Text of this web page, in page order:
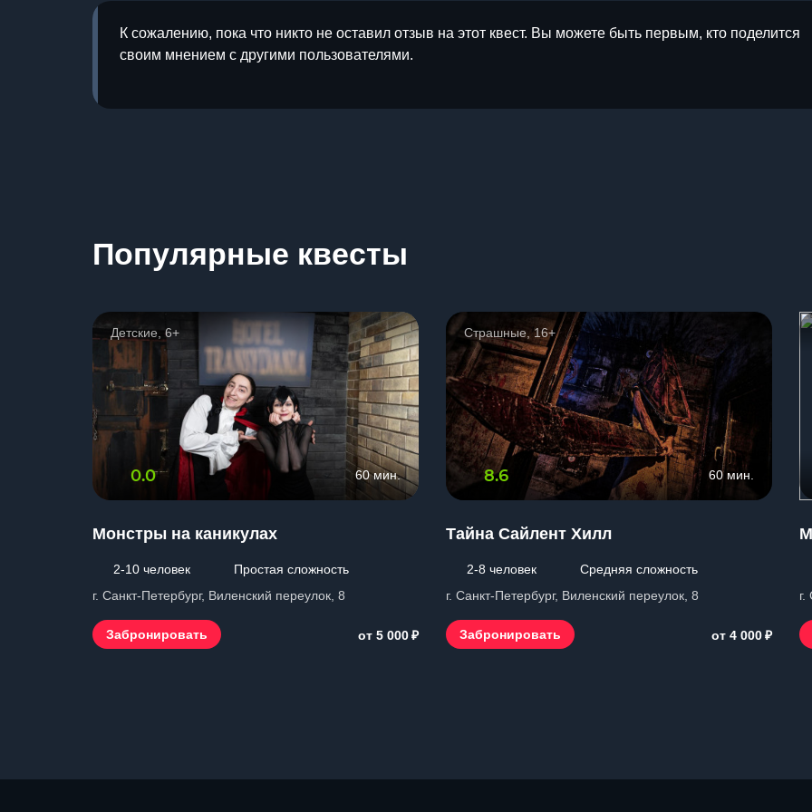
К сожалению, пока что никто не оставил отзыв на этот квест. Вы можете быть первым, кто поделится
своим мнением с другими пользователями.
Популярные квесты
Детские, 6+
0.0 60 мин.
Монстры на каникулах
2-10 человек
Простая сложность
г. Санкт-Петербург, Виленский переулок, 8
Забронировать от 5 000₽
Страшные, 16+
8.6 60 мин.
Тайна Сайлент Хилл
2-8 человек
Средняя сложность
г. Санкт-Петербург, Виленский переулок, 8
Забронировать от 4 000₽